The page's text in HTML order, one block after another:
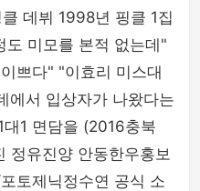
데뷔 1998년 핑클 1집
도 미모를 본적 없는데"
쁘다" "이효리 미스대
에서 입상자가 나왔다는
1 면담을 (2016충북
정유진양 안동한우홍보
토제닉정수연 공식 소